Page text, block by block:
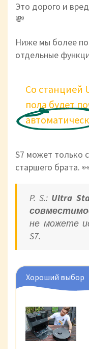
Это дорого и
💸
Ниже мы более
отдельные
Со станцией
пола будет
S7 может только
старшего брата.
P. S.: Ultra
не можете
S7.
Хороший выбор